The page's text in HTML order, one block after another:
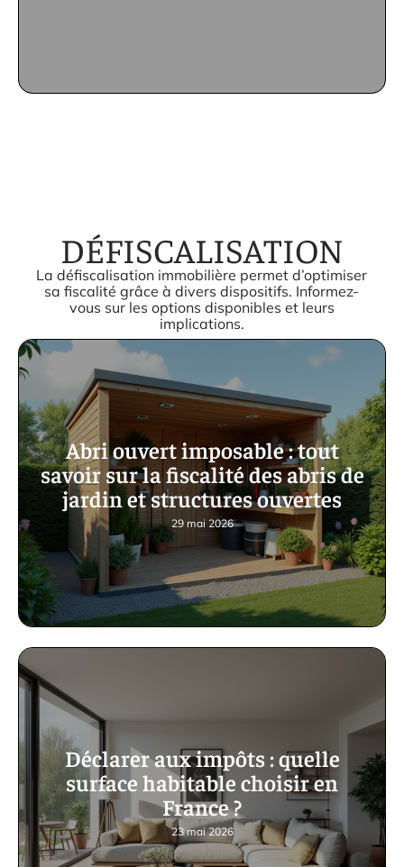
DÉFISCALISATION
La défiscalisation immobilière permet d’optimiser
sa fiscalité grâce à divers dispositifs. Informez-
vous sur les options disponibles et leurs
implications.
Abri ouvert imposable : tout
savoir sur la fiscalité des abris de
jardin et structures ouvertes
29 mai 2026
Déclarer aux impôts : quelle
surface habitable choisir en
France ?
23 mai 2026